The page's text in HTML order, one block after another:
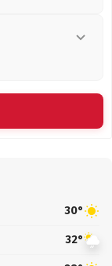
30°
32°